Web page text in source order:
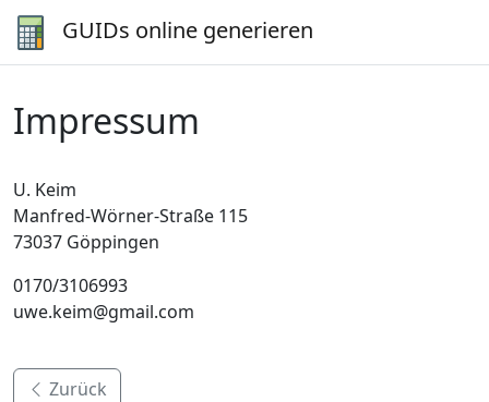
GUIDs online generieren
Impressum
U. Keim
Manfred-Wörner-Straße 115
73037 Göppingen
0170/3106993
uwe.keim@gmail.com
Zurück